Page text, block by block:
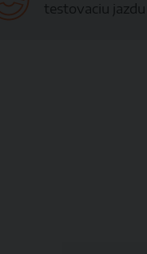
testovaciu jazdu